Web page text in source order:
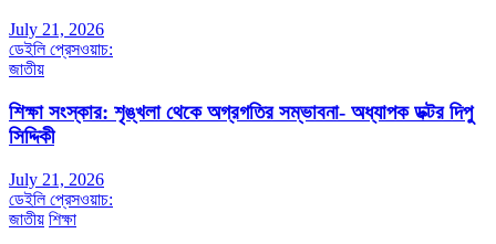
July 21, 2026
ডেইলি প্রেসওয়াচ:
জাতীয়
শিক্ষা সংস্কার: শৃঙ্খলা থেকে অগ্রগতির সম্ভাবনা- অধ্যাপক ডক্টর দিপু
সিদ্দিকী
July 21, 2026
ডেইলি প্রেসওয়াচ:
জাতীয় শিক্ষা